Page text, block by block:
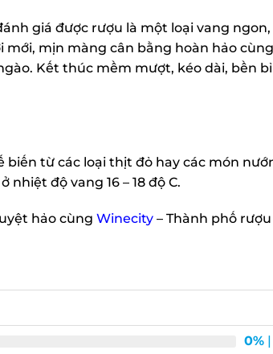
giá được rượu là một loại vang ngon,
mịn màng cân bằng hoàn hảo cùng
Kết thúc mềm mượt, kéo dài, bền bỉ
từ các loại thịt đỏ hay các món
độ vang 16 – 18 độ C.
hảo cùngWinecity– Thành phố rượu
0%|